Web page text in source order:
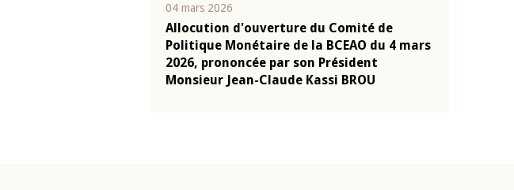
04 mars 2026
Allocution d'ouverture du Comité de
Politique Monétaire de la BCEAO du 4 mars
2026, prononcée par son Président
Monsieur Jean-Claude Kassi BROU